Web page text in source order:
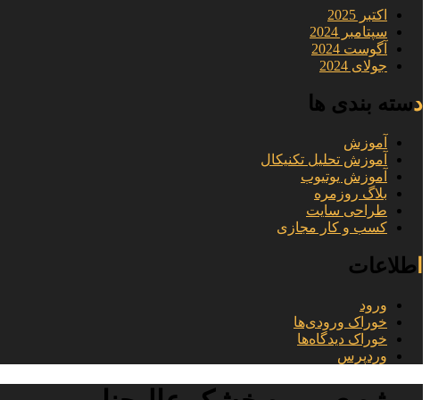
اکتبر 2025
سپتامبر 2024
آگوست 2024
جولای 2024
دسته بندی ها
آموزش
آموزش تحلیل تکنیکال
آموزش یوتیوب
بلاگ روزمره
طراحی سایت
کسب و کار مجازی
اطلاعات
ورود
خوراک ورودی‌ها
خوراک دیدگاه‌ها
وردپرس